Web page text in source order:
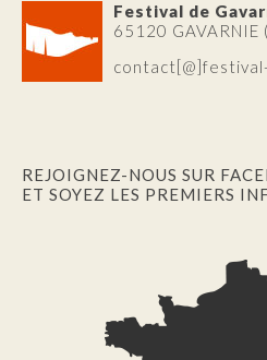
Festival de
65120
REJOIGNEZ-NOUS SUR
ET SOYEZ LES PREMIERS